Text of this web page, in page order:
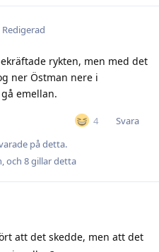
Redigerad
rykten, men med det
ner Östman nere i
emellan.
4
Svara
på detta.
, och 8gillar detta
att det skedde, men att det